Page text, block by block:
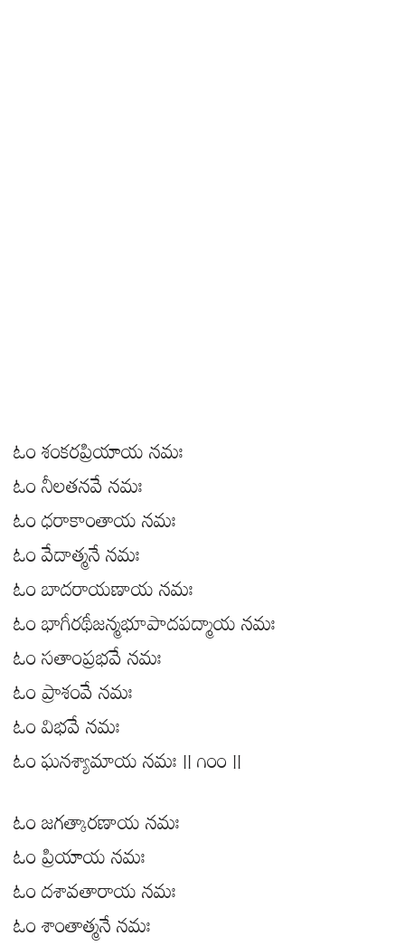
ఓం శంకరప్రియాయ నమః
ఓం నీలతనవే నమః
ఓం ధరాకాంతాయ నమః
ఓం వేదాత్మనే నమః
ఓం బాదరాయణాయ నమః
ఓం భాగీరథీజన్మభూపాదపద్మాయ నమః
ఓం సతాంప్రభవే నమః
ఓం ప్రాశంవే నమః
ఓం విభవే నమః
ఓం ఘనశ్యామాయ నమః || ౧౦౦ ||
ఓం జగత్కారణాయ నమః
ఓం ప్రియాయ నమః
ఓం దశావతారాయ నమః
ఓం శాంతాత్మనే నమః